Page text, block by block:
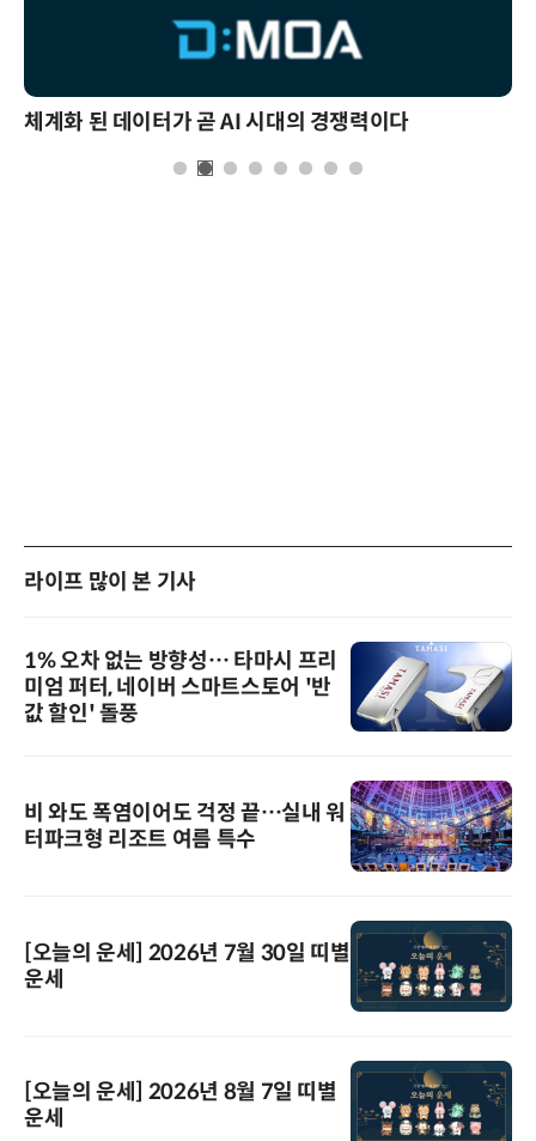
체계화 된 데이터가 곧 AI 시대의 경쟁력이다
라이프 많이 본 기사
1% 오차 없는 방향성… 타마시 프리
미엄 퍼터, 네이버 스마트스토어 '반
값 할인' 돌풍
비 와도 폭염이어도 걱정 끝…실내 워
터파크형 리조트 여름 특수
[오늘의 운세] 2026년 7월 30일 띠별
운세
[오늘의 운세] 2026년 8월 7일 띠별
운세